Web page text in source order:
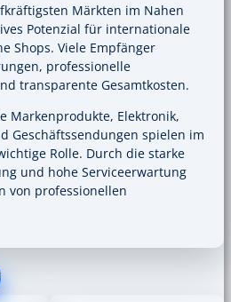
Märkten im Nahen
Potenzial für internationale
Shops. Viele Empfänger
professionelle
transparente Gesamtkosten.
Markenprodukte, Elektronik,
Geschäftssendungen spielen im
Rolle. Durch die starke
und hohe Serviceerwartung
von professionellen